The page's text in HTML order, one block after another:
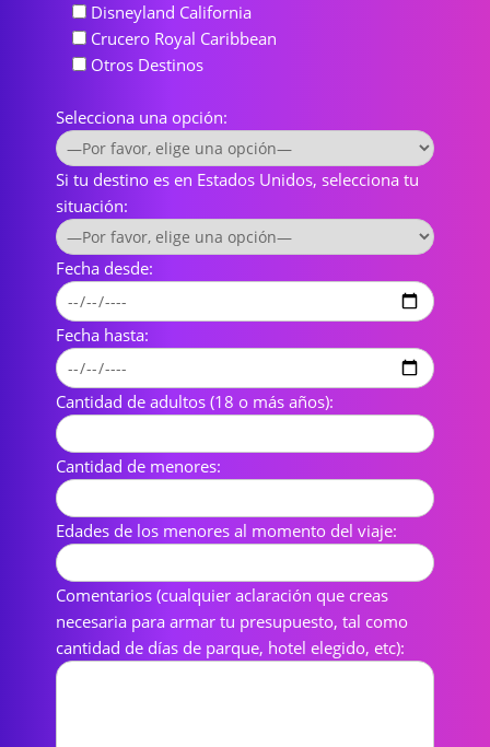
Disneyland California
Crucero Royal Caribbean
Otros Destinos
Selecciona una opción:
Si tu destino es en Estados Unidos, selecciona tu
situación:
Fecha desde:
Fecha hasta:
Cantidad de adultos (18 o más años):
Cantidad de menores:
Edades de los menores al momento del viaje:
Comentarios (cualquier aclaración que creas
necesaria para armar tu presupuesto, tal como
cantidad de días de parque, hotel elegido, etc):